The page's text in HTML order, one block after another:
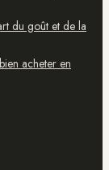
du goût et de la
acheter en